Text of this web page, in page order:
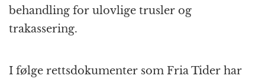
behandling for ulovlige trusler og
trakassering.
I følge rettsdokumenter som Fria Tider har